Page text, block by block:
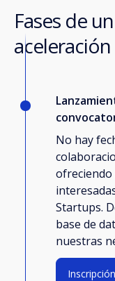
Fases de
No hay
ofreciendo
Startups.
base de
nuestras